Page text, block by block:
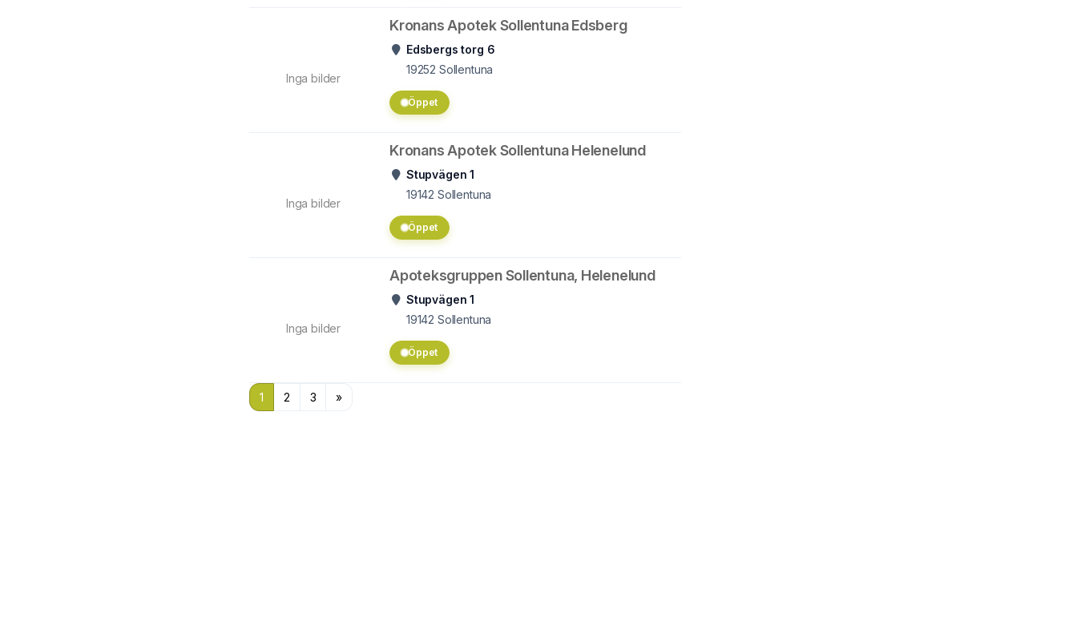
Inga bilder
Kronans Apotek Sollentuna Edsberg
Edsbergs torg 6
19252 Sollentuna
Öppet
Inga bilder
Kronans Apotek Sollentuna Helenelund
Stupvägen 1
19142 Sollentuna
Öppet
Inga bilder
Apoteksgruppen Sollentuna, Helenelund
Stupvägen 1
19142 Sollentuna
Öppet
1 2 3 »